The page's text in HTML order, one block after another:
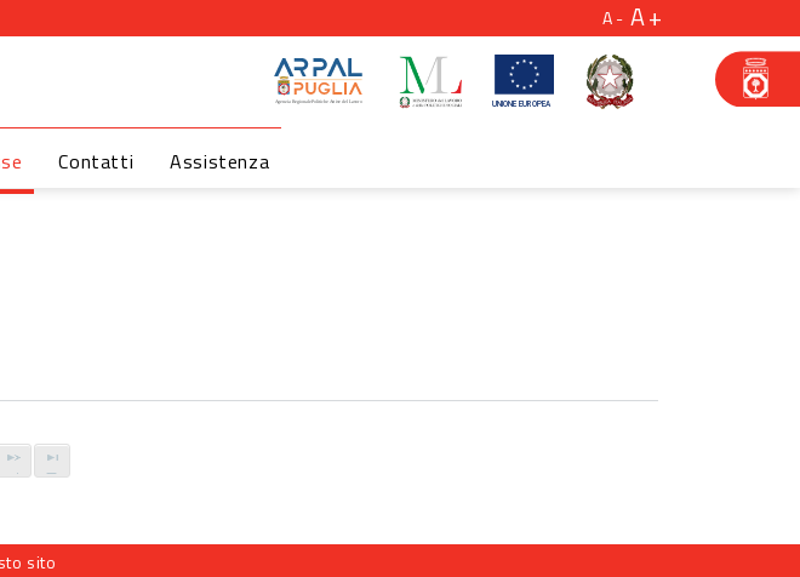
A A
Contatti Assistenza
sito